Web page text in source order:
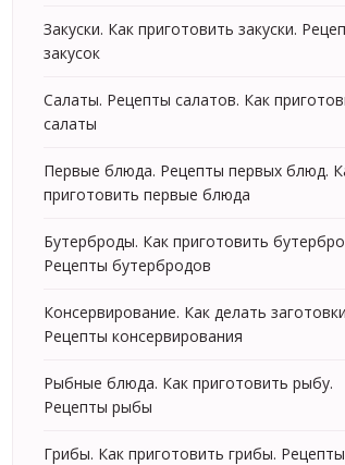
Закуски. Как приготовить закуски.
закусок
Салаты. Рецепты салатов. Как
салаты
Первые блюда. Рецепты первых блюд.
приготовить первые блюда
Бутерброды. Как приготовить
Рецепты бутербродов
Консервирование. Как делать
Рецепты консервирования
Рыбные блюда. Как приготовить рыбу.
Рецепты рыбы
Грибы. Как приготовить грибы. Рецепты